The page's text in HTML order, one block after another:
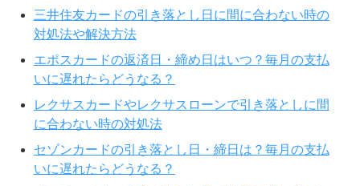
三井住友カードの引き落とし日に間に合わない時の
対処法や解決方法
エポスカードの返済日・締め日はいつ？毎月の支払
いに遅れたらどうなる？
レクサスカードやレクサスローンで引き落としに間
に合わない時の対処法
セゾンカードの引き落とし日・締日は？毎月の支払
いに遅れたらどうなる？